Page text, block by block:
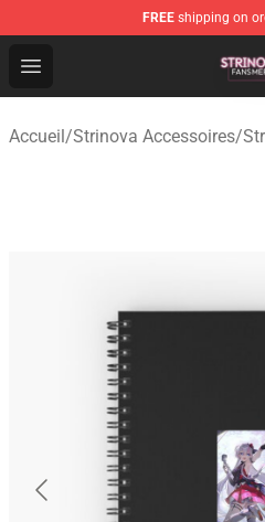
FREE shipping on
Open menu
Strinova Shop - Official
Accueil/Strinova Accessoires/